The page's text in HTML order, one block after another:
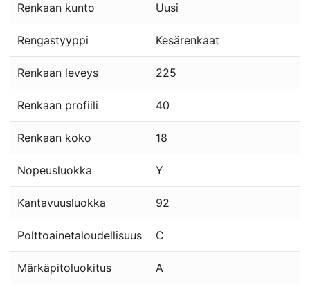
Renkaan kunto Uusi
Rengastyyppi Kesärenkaat
Renkaan leveys 225
Renkaan profiili 40
Renkaan koko 18
Nopeusluokka Y
Kantavuusluokka 92
Polttoainetaloudellisuus C
Märkäpitoluokitus A